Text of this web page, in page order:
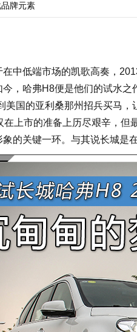
牌元素
中低端市场的凯歌高奏，
，哈弗H8便是他们的试水
美国的亚利桑那州招兵买马
上市的准备上历尽艰辛，
的关键一环。与其说长城是